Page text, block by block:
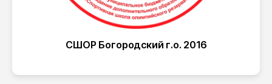
СШОР Богородский г.о. 2016